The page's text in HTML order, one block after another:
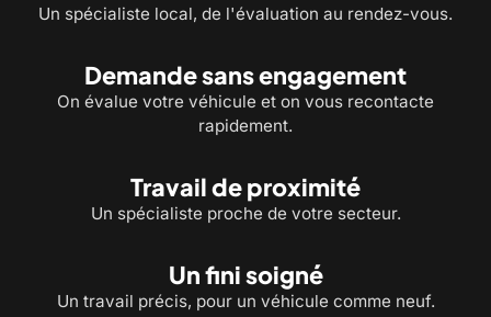
Un spécialiste local, de l'évaluation au rendez-vous.
Demande sans engagement
On évalue votre véhicule et on vous recontacte
rapidement.
Travail de proximité
Un spécialiste proche de votre secteur.
Un fini soigné
Un travail précis, pour un véhicule comme neuf.